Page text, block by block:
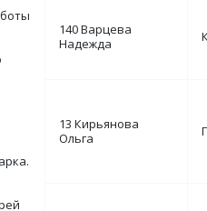
140 Варцева
Надежда
13 Кирьянова
Ольга